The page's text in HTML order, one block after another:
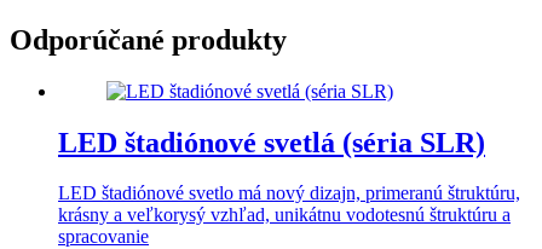
Odporúčané produkty
LED štadiónové svetlá (séria SLR)
LED štadiónové svetlo má nový dizajn, primeranú štruktúru,
krásny a veľkorysý vzhľad, unikátnu vodotesnú štruktúru a
spracovanie